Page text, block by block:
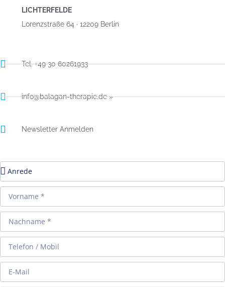
LICHTERFELDE
Lorenzstraße 64 · 12209 Berlin
Tel. +49 30 60261933
info@balagan-therapie.de »
Newsletter Anmelden